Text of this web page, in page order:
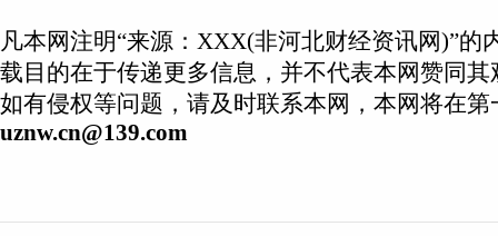
凡本网注明“来源：XXX(非河北财经资讯网)”的
载目的在于传递更多信息，并不代表本网赞同
如有侵权等问题，请及时联系本网，本网将在第
uznw.cn@139.com